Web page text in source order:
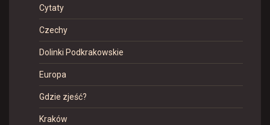
Cytaty
Czechy
Dolinki Podkrakowskie
Europa
Gdzie zjeść?
Kraków